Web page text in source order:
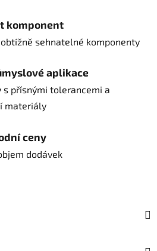
komponent
sehnatelné komponenty
aplikace
s přísnými tolerancemi a
materiály
ceny
dodávek